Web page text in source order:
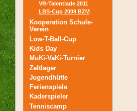
VR-Talentiade 2011
LBS-Cup 2009 BZM
Kooperation Schule-
Verein
Low-T-Ball-Cup
Kids Day
MuKi-VaKi-Turnier
Zeltlager
Jugendhütte
Ferienspiele
Kaderspieler
Tenniscamp